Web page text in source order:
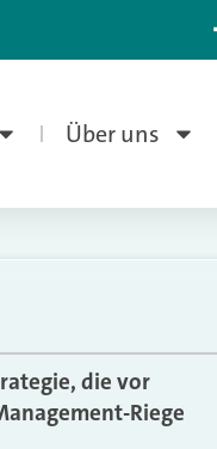
Über uns
die vor
Riege